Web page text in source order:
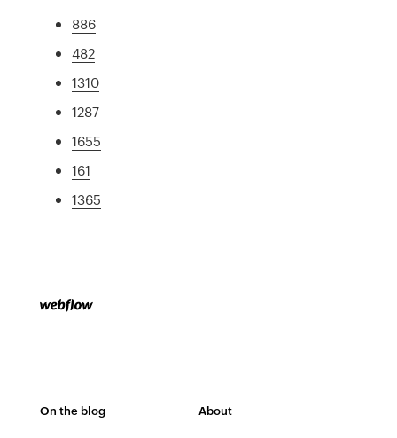
886
482
1310
1287
1655
161
1365
On the blog About